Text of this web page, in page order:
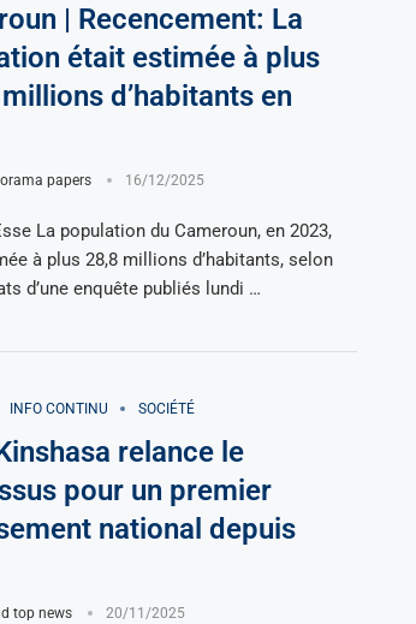
| Recencement: La
était estimée à plus
d’habitants en
papers 16/12/2025
La population du Cameroun, en 2023,
à plus 28,8 millions d’habitants, selon
d’une enquête publiés lundi …
INFO CONTINU SOCIÉTÉ
relance le
pour un premier
national depuis
top news 20/11/2025